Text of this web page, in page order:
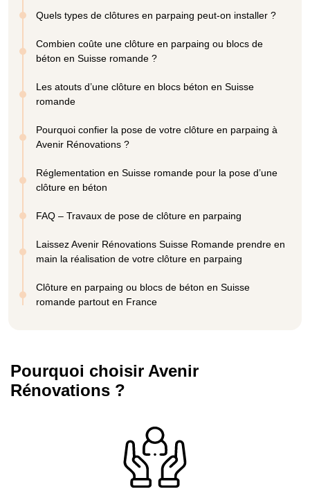
Quels types de clôtures en parpaing peut-on installer ?
Combien coûte une clôture en parpaing ou blocs de
béton en Suisse romande ?
Les atouts d’une clôture en blocs béton en Suisse
romande
Pourquoi confier la pose de votre clôture en parpaing à
Avenir Rénovations ?
Réglementation en Suisse romande pour la pose d’une
clôture en béton
FAQ – Travaux de pose de clôture en parpaing
Laissez Avenir Rénovations Suisse Romande prendre en
main la réalisation de votre clôture en parpaing
Clôture en parpaing ou blocs de béton en Suisse
romande partout en France
Pourquoi choisir Avenir
Rénovations ?